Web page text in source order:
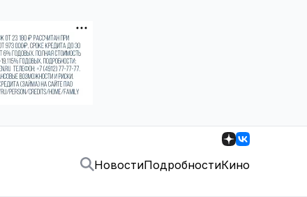
НовостиПодробностиКино